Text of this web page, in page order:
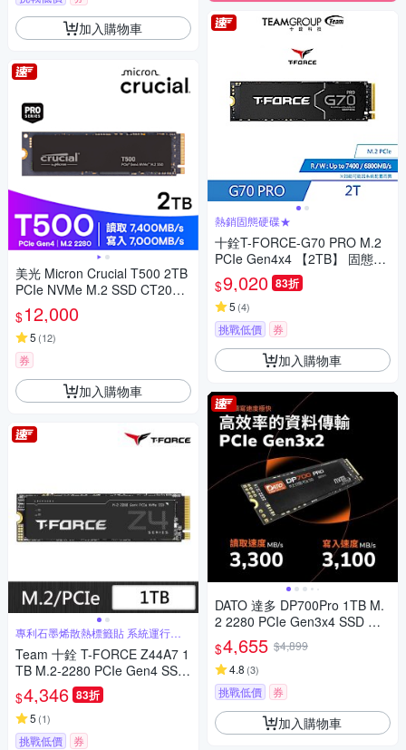
加入購物車
美光 Micron Crucial T500 2TB
PCIe NVMe M.2 SSD CT2000
T500SSD8
$12,000
5 (12)
券
加入購物車
專利石墨烯散熱標籤貼 系統運行更
穩定
Team 十銓 T-FORCE Z44A7 1
TB M.2-2280 PCIe Gen4 SSD
內接固態硬碟
$4,346 83折
5 (1)
挑戰低價 券
熱銷固態硬碟★
十銓T-FORCE-G70 PRO M.2
PCIe Gen4x4 【2TB】 固態硬
碟
$9,020 83折
5 (4)
挑戰低價 券
加入購物車
DATO 達多 DP700Pro 1TB M.
2 2280 PCIe Gen3x4 SSD 固
態硬碟(最高達讀:3300MB/s 寫:
3100MB/s)
$4,655 $4,899
4.8 (3)
挑戰低價 券
加入購物車